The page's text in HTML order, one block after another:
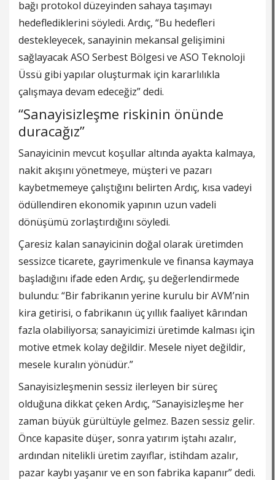
bağı protokol düzeyinden sahaya taşımayı
hedeflediklerini söyledi. Ardıç, “Bu hedefleri
destekleyecek, sanayinin mekansal gelişimini
sağlayacak ASO Serbest Bölgesi ve ASO Teknoloji
Üssü gibi yapılar oluşturmak için kararlılıkla
çalışmaya devam edeceğiz” dedi.
“Sanayisizleşme riskinin önünde
duracağız”
Sanayicinin mevcut koşullar altında ayakta kalmaya,
nakit akışını yönetmeye, müşteri ve pazarı
kaybetmemeye çalıştığını belirten Ardıç, kısa vadeyi
ödüllendiren ekonomik yapının uzun vadeli
dönüşümü zorlaştırdığını söyledi.
Çaresiz kalan sanayicinin doğal olarak üretimden
sessizce ticarete, gayrimenkule ve finansa kaymaya
başladığını ifade eden Ardıç, şu değerlendirmede
bulundu: “Bir fabrikanın yerine kurulu bir AVM’nin
kira getirisi, o fabrikanın üç yıllık faaliyet kârından
fazla olabiliyorsa; sanayicimizi üretimde kalması için
motive etmek kolay değildir. Mesele niyet değildir,
mesele kuralın yönüdür.”
Sanayisizleşmenin sessiz ilerleyen bir süreç
olduğuna dikkat çeken Ardıç, “Sanayisizleşme her
zaman büyük gürültüyle gelmez. Bazen sessiz gelir.
Önce kapasite düşer, sonra yatırım iştahı azalır,
ardından nitelikli üretim zayıflar, istihdam azalır,
pazar kaybı yaşanır ve en son fabrika kapanır” dedi.